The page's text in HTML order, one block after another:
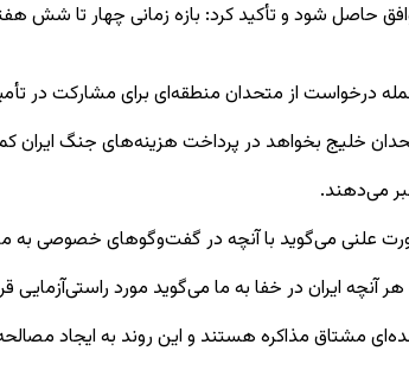
حاصل شود و تأکید کرد: بازه زمانی چهار تا شش
درخواست از متحدان منطقه‌ای برای مشارکت در
خلیج بخواهد در پرداخت هزینه‌های جنگ ایران
می‌دهند.
علنی می‌گوید با آنچه در گفت‌وگوهای خصوصی
آنچه ایران در خفا به ما می‌گوید مورد راستی‌آزمایی
مشتاق مذاکره هستند و این روند به ایجاد